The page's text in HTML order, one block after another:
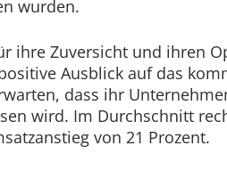
wurden.
ihre Zuversicht und ihren
Ausblick auf das
dass ihr
wird. Im Durchschnitt
von 21 Prozent.